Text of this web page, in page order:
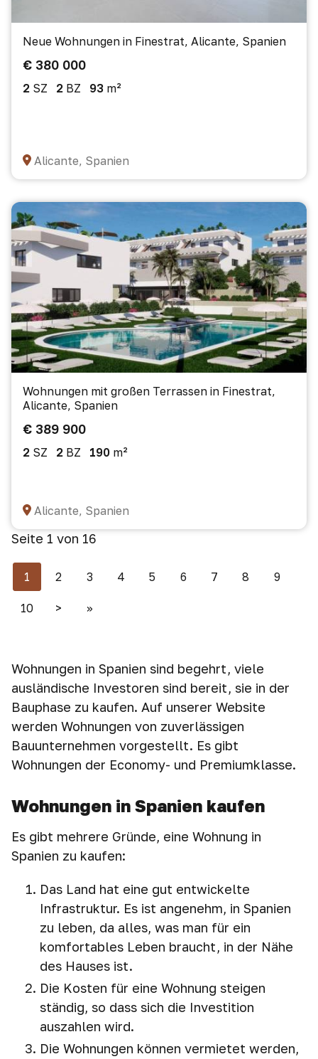
Neue Wohnungen in Finestrat, Alicante, Spanien
€ 380 000
2 SZ 2 BZ 93 m²
Alicante, Spanien
Wohnungen mit großen Terrassen in Finestrat,
Alicante, Spanien
€ 389 900
2 SZ 2 BZ 190 m²
Alicante, Spanien
Seite 1 von 16
1 2 3 4 5 6 7 8 9
10 > >>
Wohnungen in Spanien sind begehrt, viele
ausländische Investoren sind bereit, sie in der
Bauphase zu kaufen. Auf unserer Website
werden Wohnungen von zuverlässigen
Bauunternehmen vorgestellt. Es gibt
Wohnungen der Economy- und Premiumklasse.
Wohnungen in Spanien kaufen
Es gibt mehrere Gründe, eine Wohnung in
Spanien zu kaufen:
Das Land hat eine gut entwickelte
Infrastruktur. Es ist angenehm, in Spanien
zu leben, da alles, was man für ein
komfortables Leben braucht, in der Nähe
des Hauses ist.
Die Kosten für eine Wohnung steigen
ständig, so dass sich die Investition
auszahlen wird.
Die Wohnungen können vermietet werden,